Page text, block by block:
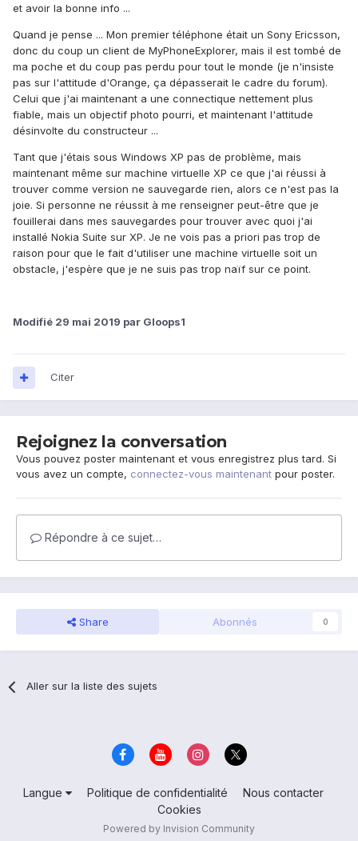
et avoir la bonne info ...
Quand je pense ... Mon premier téléphone était un Sony Ericsson,
donc du coup un client de MyPhoneExplorer, mais il est tombé de
ma poche et du coup pas perdu pour tout le monde (je n'insiste
pas sur l'attitude d'Orange, ça dépasserait le cadre du forum).
Celui que j'ai maintenant a une connectique nettement plus
fiable, mais un objectif photo pourri, et maintenant l'attitude
désinvolte du constructeur ...
Tant que j'étais sous Windows XP pas de problème, mais
maintenant même sur machine virtuelle XP ce que j'ai réussi à
trouver comme version ne sauvegarde rien, alors ce n'est pas la
joie. Si personne ne réussit à me renseigner peut-être que je
fouillerai dans mes sauvegardes pour trouver avec quoi j'ai
installé Nokia Suite sur XP. Je ne vois pas a priori pas trop de
raison pour que le fait d'utiliser une machine virtuelle soit un
obstacle, j'espère que je ne suis pas trop naïf sur ce point.
Modifié 29 mai 2019 par Gloops1
Citer
Rejoignez la conversation
Vous pouvez poster maintenant et vous enregistrez plus tard. Si
vous avez un compte, connectez-vous maintenant pour poster.
Répondre à ce sujet…
Share Abonnés 0
Aller sur la liste des sujets
Langue Politique de confidentialité
Nous contacter
Cookies
Powered by Invision Community